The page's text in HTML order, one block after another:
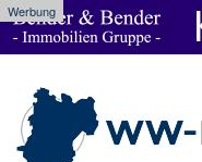
Werbung